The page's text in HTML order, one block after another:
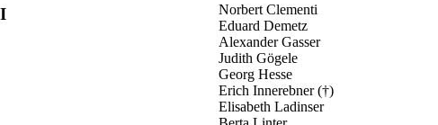
Norbert Clementi
Eduard Demetz
Alexander Gasser
Judith Gögele
Georg Hesse
Erich Innerebner (†)
Elisabeth Ladinser